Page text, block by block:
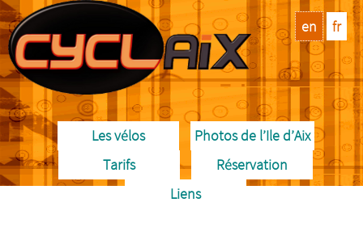
en fr
Les vélos
Photos de l’Ile d’Aix
Tarifs
Réservation
Liens